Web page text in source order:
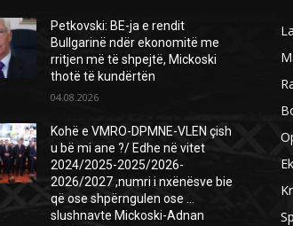
Petkovski: BE-ja e rendit
Bullgarinë ndër ekonomitë me
rritjen më të shpejtë, Mickoski
thotë të kundërtën
04.08.2026
Kohë e VMRO-DPMNE-VLEN çish
u bë mi ane ?/ Edhe në vitet
2024/2025-2025/2026-
2026/2027 ,numri i nxënësve bie
që ose shpërngulen ose …
slushnavte Mickoski-Adnan